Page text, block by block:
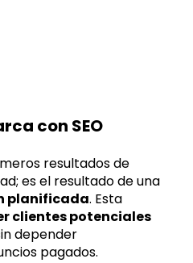
con SEO
resultados de
es el resultado de una
planificada. Esta
clientes potenciales
depender
pagados.